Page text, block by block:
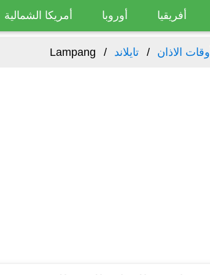
أفريقيا أوروبا أمريكا الشمالية
أوقات الاذان تايلاند Lampang